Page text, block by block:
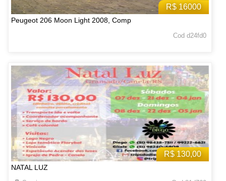
R$ 16000
Peugeot 206 Moon Light 2008, Comp
Cod d24fd0
R$ 130,00
NATAL LUZ